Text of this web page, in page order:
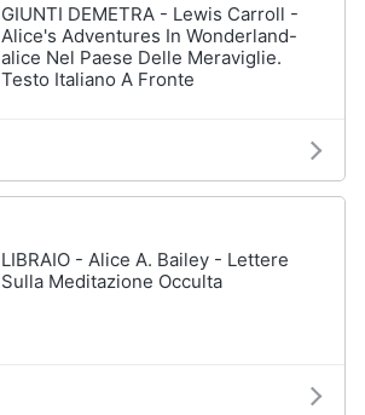
GIUNTI DEMETRA - Lewis Carroll -
Alice's Adventures In Wonderland-
alice Nel Paese Delle Meraviglie.
Testo Italiano A Fronte
LIBRAIO - Alice A. Bailey - Lettere
Sulla Meditazione Occulta